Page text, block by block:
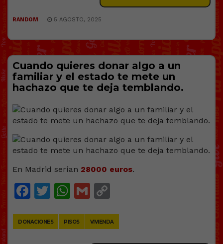
RANDOM 5 AGOSTO, 2025
Cuando quieres donar algo a un
familiar y el estado te mete un
hachazo que te deja temblando.
En Madrid serían 28000 euros.
Facebook
Twitter
WhatsApp
Gmail
DONACIONES PISOS VIVIENDA